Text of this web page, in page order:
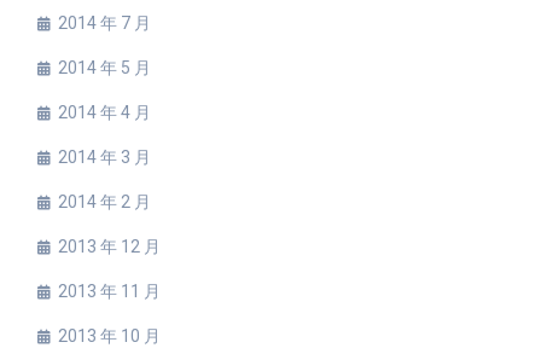
2014 年 7 月
2014 年 5 月
2014 年 4 月
2014 年 3 月
2014 年 2 月
2013 年 12 月
2013 年 11 月
2013 年 10 月